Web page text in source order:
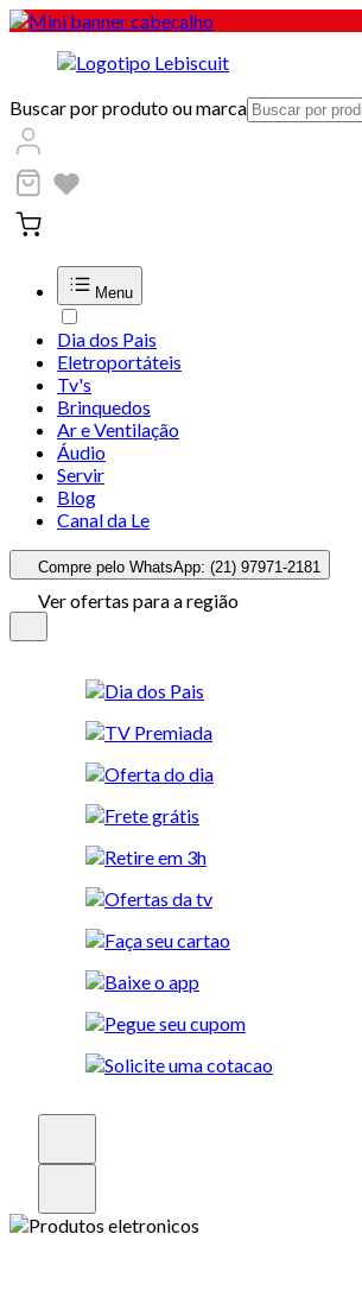
Buscar por produto ou marca
Menu
Dia dos Pais
Eletroportáteis
Tv's
Brinquedos
Ar e Ventilação
Áudio
Servir
Blog
Canal da Le
Compre pelo WhatsApp: (21) 97971-2181
Ver ofertas para a região